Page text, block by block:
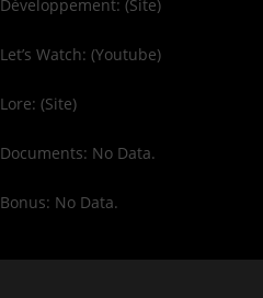
Développement: (Site)
Let’s Watch: (Youtube)
Lore: (Site)
Documents: No Data.
Bonus: No Data.